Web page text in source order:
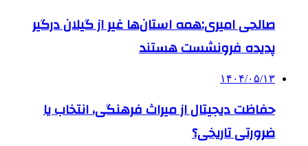
صالحی امیری:همه استان‌ها غیر از گیلان درگیر
پدیده فرونشست هستند
۱۴۰۴/۰۵/۱۳
حفاظت دیجیتال از میراث فرهنگی، انتخاب یا
ضرورتی تاریخی؟